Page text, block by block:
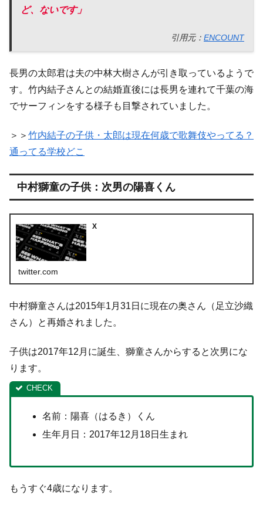
ど、ないです」
引用元： ENCOUNT
長男の太郎君は夫の中林大樹さんが引き取っているようで
す。竹内結子さんとの結婚直後には長男を連れて千葉の海
でサーフィンをする様子も目撃されていました。
＞＞ 竹内結子の子供・太郎は現在何歳で歌舞伎やってる？
通ってる学校どこ
中村獅童の子供：次男の陽喜くん
X
twitter.com
中村獅童さんは2015年1月31日に現在の奥さん（足立沙織
さん）と再婚されました。
子供は2017年12月に誕生、獅童さんからすると次男にな
ります。
名前：陽喜（はるき）くん
生年月日：2017年12月18日生まれ
もうすぐ4歳になります。